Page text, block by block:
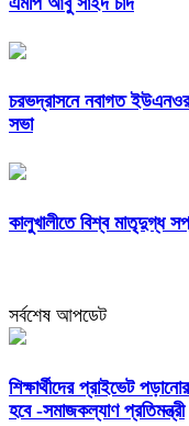
চরভদ্রাসনে নবাগত ইউএনওর
সভা
কালুখালীতে বিশ্ব মাতৃদুগ্ধ
সর্বশেষ আপডেট
শিক্ষার্থীদের প্রাইভেট
হবে -সমাজকল্যাণ প্রতিমন্ত্রী